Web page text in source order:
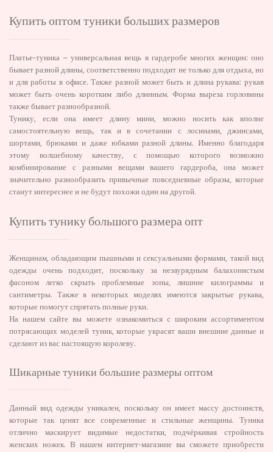
Купить оптом туники больших размеров
Платье-туника – универсальная вещь в гардеробе многих женщин: оно
бывает разной длины, соответственно подходит не только для отдыха, но
и для работы в офисе. Также разной может быть и длина рукава: рукав
может быть очень коротким либо длинным. Форма выреза горловины
также бывает разнообразной.
Тунику, если она имеет длину мини, можно носить как вполне
самостоятельную вещь, так и в сочетании с лосинами, джинсами,
шортами, брюками и даже юбками разной длины. Именно благодаря
этому волшебному качеству, с помощью которого возможно
комбинирование с разными вещами вашего гардероба, она может
значительно разнообразить привычные повседневные образы, которые
станут интереснее и не будут похожи один на другой.
Купить тунику большого размера опт
Женщинам, обладающим пышными и сексуальными формами, такой вид
одежды очень подходит, поскольку за незаурядным балахонистым
фасоном легко скрыть проблемные зоны, лишние килограммы и
сантиметры. Также в некоторых моделях имеются закрытые рукава,
которые помогут спрятать полные руки.
На нашем сайте вы можете ознакомиться с широким ассортиментом
потрясающих моделей туник, которые украсят ваши внешние данные и
сделают из вас настоящую королеву.
Шикарные туники большие размеры оптом
Данный вид одежды уникален, поскольку он имеет массу достоинств,
которые так ценят все современные и стильные женщины. Туника
отлично маскирует видимые недостатки, подчёркивая стройность
женских ножек. В нашем интернет-магазине вы сможете приобрести